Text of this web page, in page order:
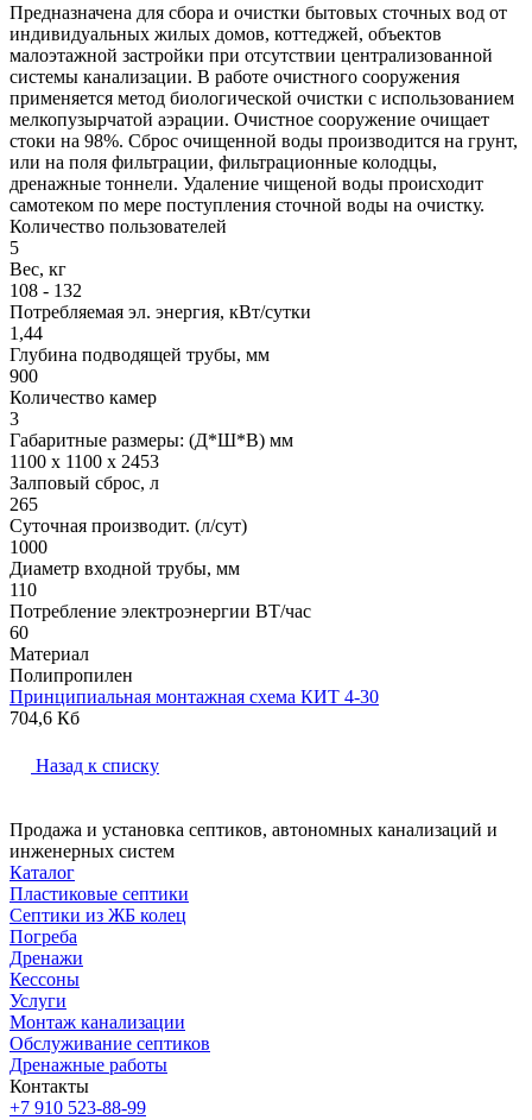
Предназначена для сбора и очистки бытовых сточных вод от
индивидуальных жилых домов, коттеджей, объектов
малоэтажной застройки при отсутствии централизованной
системы канализации. В работе очистного сооружения
применяется метод биологической очистки с использованием
мелкопузырчатой аэрации. Очистное сооружение очищает
стоки на 98%. Сброс очищенной воды производится на грунт,
или на поля фильтрации, фильтрационные колодцы,
дренажные тоннели. Удаление чищеной воды происходит
самотеком по мере поступления сточной воды на очистку.
Количество пользователей
5
Вес, кг
108 - 132
Потребляемая эл. энергия, кВт/сутки
1,44
Глубина подводящей трубы, мм
900
Количество камер
3
Габаритные размеры: (Д*Ш*В) мм
1100 х 1100 х 2453
Залповый сброс, л
265
Суточная производит. (л/сут)
1000
Диаметр входной трубы, мм
110
Потребление электроэнергии ВТ/час
60
Материал
Полипропилен
Принципиальная монтажная схема КИТ 4-30
704,6 Кб
Назад к списку
Продажа и установка септиков, автономных канализаций и
инженерных систем
Каталог
Пластиковые септики
Септики из ЖБ колец
Погреба
Дренажи
Кессоны
Услуги
Монтаж канализации
Обслуживание септиков
Дренажные работы
Контакты
+7 910 523-88-99